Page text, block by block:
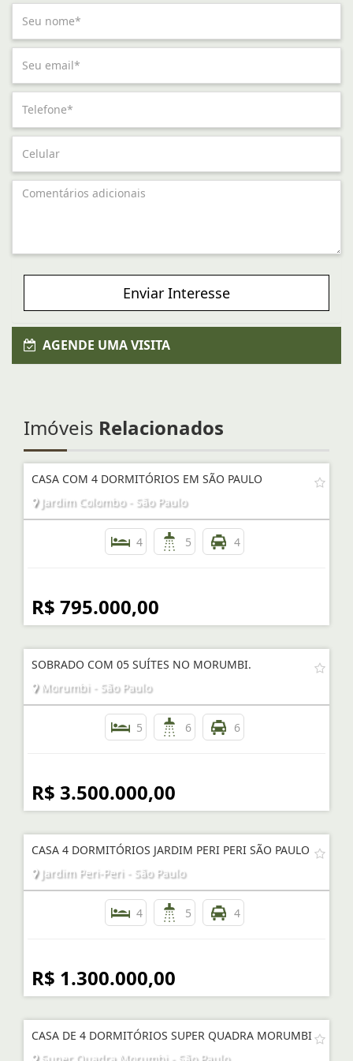
Enviar Interesse
AGENDE UMA VISITA
Imóveis Relacionados
CASA COM 4 DORMITÓRIOS EM SÃO PAULO
Jardim Colombo - São Paulo
4 5 4
R$ 795.000,00
SOBRADO COM 05 SUÍTES NO MORUMBI.
Morumbi - São Paulo
5 6 6
R$ 3.500.000,00
CASA 4 DORMITÓRIOS JARDIM PERI PERI SÃO PAULO
Jardim Peri-Peri - São Paulo
4 5 4
R$ 1.300.000,00
CASA DE 4 DORMITÓRIOS SUPER QUADRA MORUMBI